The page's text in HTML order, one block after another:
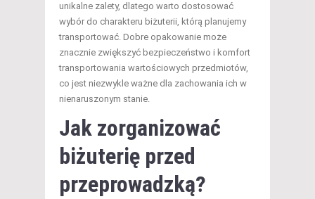
unikalne zalety, dlatego warto dostosować
wybór do charakteru biżuterii, którą planujemy
transportować. Dobre opakowanie może
znacznie zwiększyć bezpieczeństwo i komfort
transportowania wartościowych przedmiotów,
co jest niezwykle ważne dla zachowania ich w
nienaruszonym stanie.
Jak zorganizować
biżuterię przed
przeprowadzką?